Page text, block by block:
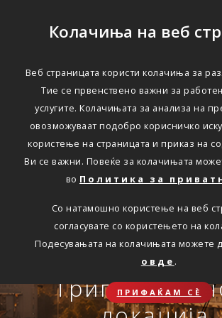
Колачиња на веб
Веб страницата користи колачиња за
Тие се првенствено важни за
услугите. Колачињата за анализа на
овозможуваат подобро корисничко
користење на страницата и приказ на
Ви се важни. Повеќе за колачињата
во Политика за
Со натамошно користење на веб
согласувате со користењето на
Подесувањата на колачињата можете
овде .
ПРИФАЌАМ СЀ
Триглав на
Сѐ ќе биде
Совет, информација или инспирација за
Онлајн
осигурен
OneID
Travel Smart и
Smart
Едноставно
интернет
АВТОМОБИЛСКА
Oнлајн обнова на осигурување.
ЗДРАВСТВЕНО ПАТНИЧКО